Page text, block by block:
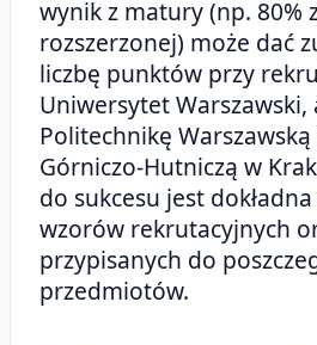
wynik z matury (np. 80%
rozszerzonej) może dać
liczbę punktów przy
Uniwersytet Warszawski,
Politechnikę
Górniczo-Hutniczą w
do sukcesu jest
wzorów rekrutacyjnych
przypisanych do
przedmiotów.